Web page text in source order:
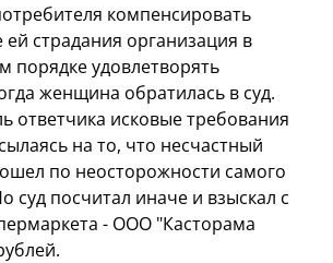
компенсировать
страдания организация в
порядке удовлетворять
женщина обратилась в суд.
ответчика исковые требования
на то, что несчастный
по неосторожности самого
суд посчитал иначе и взыскал с
- ООО "Касторама